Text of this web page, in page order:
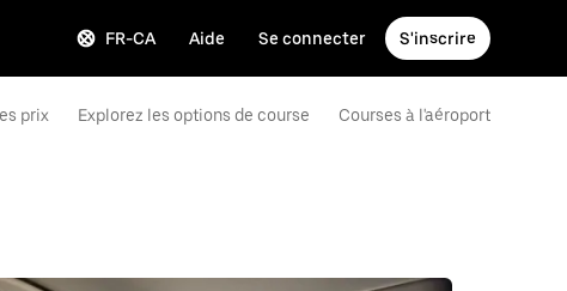
FR-CA Aide Se connecter S'inscrire
prix Explorez les options de course Courses à l'aéroport